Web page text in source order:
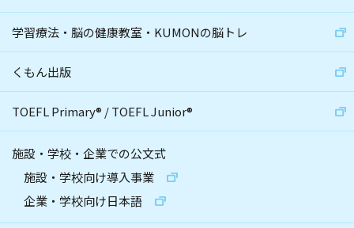
学習療法・脳の健康教室・KUMONの脳トレ
くもん出版
TOEFL Primary® /TOEFL Junior®
施設・学校・企業での公文式
施設・学校向け導入事業
企業・学校向け日本語